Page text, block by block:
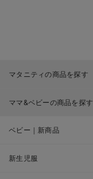
マタニティの商品を探す
ママ&ベビーの商品を探す
ベビー｜新商品
新生児服